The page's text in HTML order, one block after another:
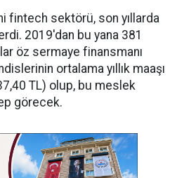
fintech sektörü, son yıllarda
2019'dan bu yana 381
öz sermaye finansmanı
ortalama yıllık maaşı
TL) olup, bu meslek
görecek.